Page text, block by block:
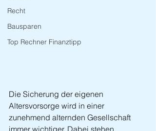
Recht
Bausparen
Top Rechner Finanztipp
Die Sicherung der eigenen
Altersvorsorge wird in einer
zunehmend alternden Gesellschaft